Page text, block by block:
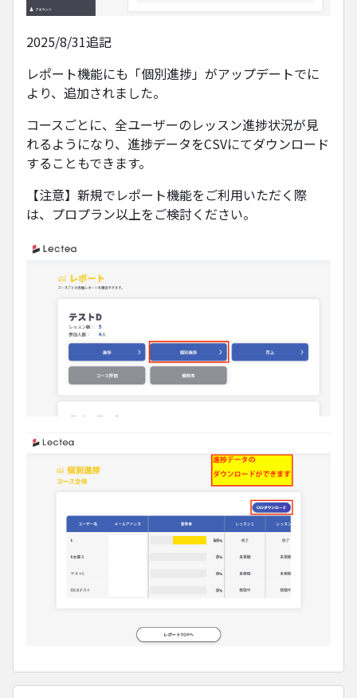
2025/8/31追記
レポート機能にも「個別進捗」がアップデートでに
より、追加されました。
コースごとに、全ユーザーのレッスン進捗状況が見
れるようになり、進捗データをCSVにてダウンロード
することもできます。
【注意】新規でレポート機能をご利用いただく際
は、プロプラン以上をご検討ください。